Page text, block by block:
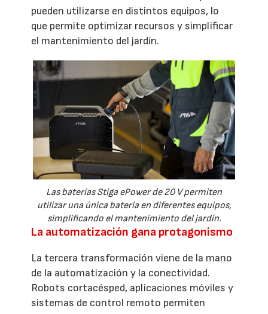
pueden utilizarse en distintos equipos, lo
que permite optimizar recursos y simplificar
el mantenimiento del jardín.
Las baterías Stiga ePower de 20 V permiten
utilizar una única batería en diferentes equipos,
simplificando el mantenimiento del jardín.
La automatización gana protagonismo
La tercera transformación viene de la mano
de la automatización y la conectividad.
Robots cortacésped, aplicaciones móviles y
sistemas de control remoto permiten